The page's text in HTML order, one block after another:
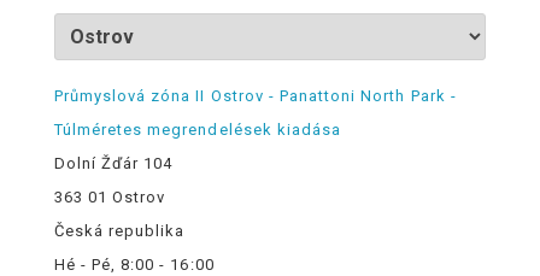
Průmyslová zóna II Ostrov - Panattoni North Park -
Túlméretes megrendelések kiadása
Dolní Žďár 104
363 01 Ostrov
Česká republika
Hé - Pé, 8:00 - 16:00